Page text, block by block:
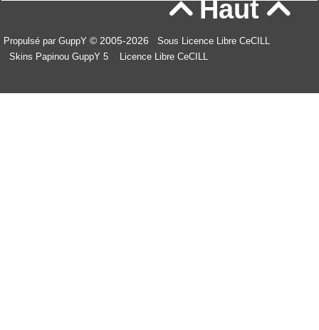
Haut
Propulsé par GuppY © 2005-2026
Sous Licence Libre CeCILL
Skins Papinou GuppY 5
Licence Libre CeCILL